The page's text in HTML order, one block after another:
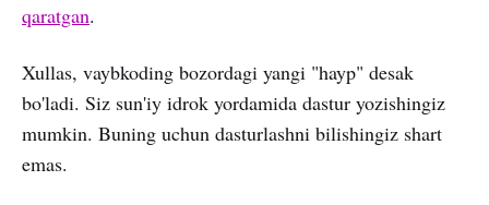
qaratgan.
Xullas, vaybkoding bozordagi yangi "hayp" desak
bo'ladi. Siz sun'iy idrok yordamida dastur yozishingiz
mumkin. Buning uchun dasturlashni bilishingiz shart
emas.